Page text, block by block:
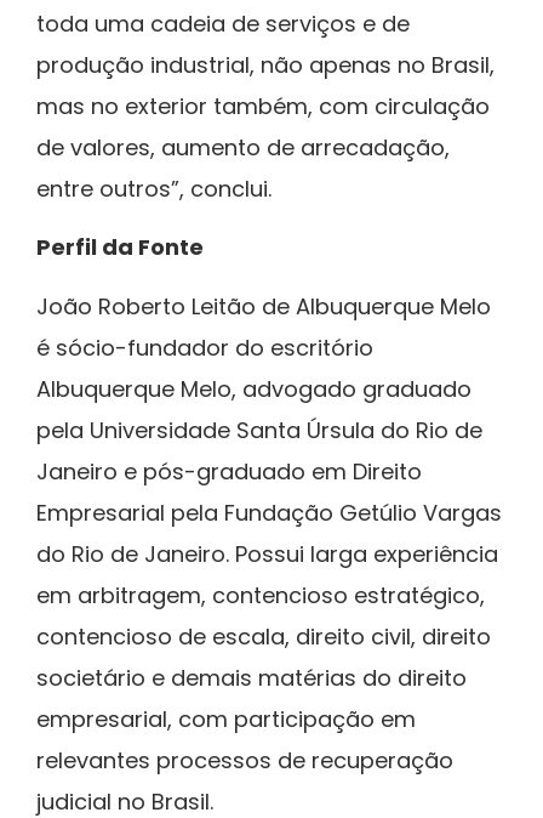
toda uma cadeia de serviços e de
produção industrial, não apenas no Brasil,
mas no exterior também, com circulação
de valores, aumento de arrecadação,
entre outros”, conclui.
Perfil da Fonte
João Roberto Leitão de Albuquerque Melo
é sócio-fundador do escritório
Albuquerque Melo, advogado graduado
pela Universidade Santa Úrsula do Rio de
Janeiro e pós-graduado em Direito
Empresarial pela Fundação Getúlio Vargas
do Rio de Janeiro. Possui larga experiência
em arbitragem, contencioso estratégico,
contencioso de escala, direito civil, direito
societário e demais matérias do direito
empresarial, com participação em
relevantes processos de recuperação
judicial no Brasil.